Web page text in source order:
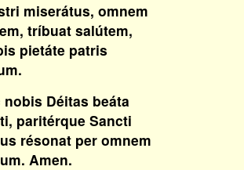
miserátus, omnem
tríbuat salútem,
pietáte patris
Déitas beáta
paritérque Sancti
résonat per omnem
Amen.